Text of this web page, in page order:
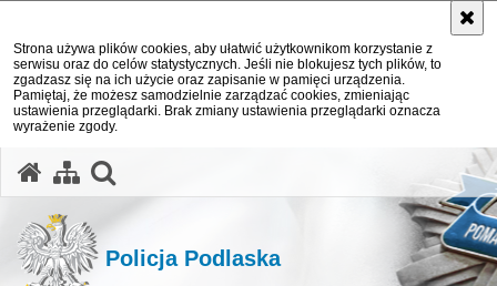
Strona używa plików cookies, aby ułatwić użytkownikom korzystanie z
serwisu oraz do celów statystycznych. Jeśli nie blokujesz tych plików, to
zgadzasz się na ich użycie oraz zapisanie w pamięci urządzenia.
Pamiętaj, że możesz samodzielnie zarządzać cookies, zmieniając
ustawienia przeglądarki. Brak zmiany ustawienia przeglądarki oznacza
wyrażenie zgody.
Policja Podlaska